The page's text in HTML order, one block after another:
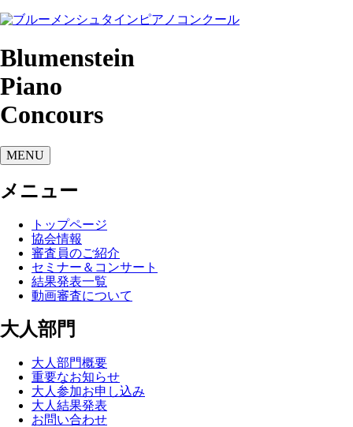
Blumenstein
Piano
Concours
MENU
メニュー
トップページ
協会情報
審査員のご紹介
セミナー＆コンサート
結果発表一覧
動画審査について
大人部門
大人部門概要
重要なお知らせ
大人参加お申し込み
大人結果発表
お問い合わせ